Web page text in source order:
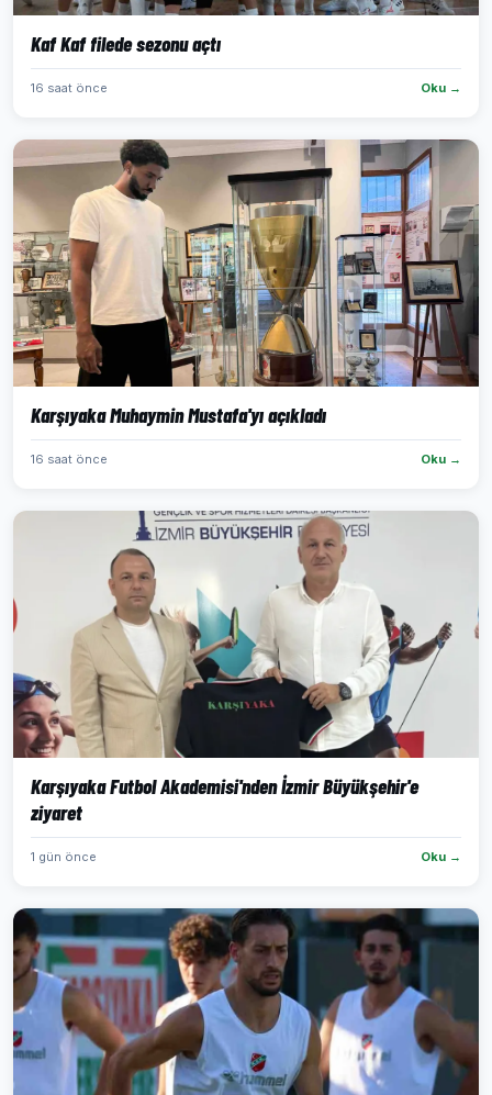
Kaf Kaf filede sezonu açtı
16 saat önce Oku →
Karşıyaka Muhaymin Mustafa'yı açıkladı
16 saat önce Oku →
Karşıyaka Futbol Akademisi'nden İzmir Büyükşehir'e
ziyaret
1 gün önce Oku →